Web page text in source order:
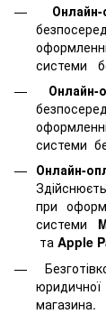
системи
Онлайн-
системи
Онлайн-
при
системи
та Apple
юридичної
магазина.